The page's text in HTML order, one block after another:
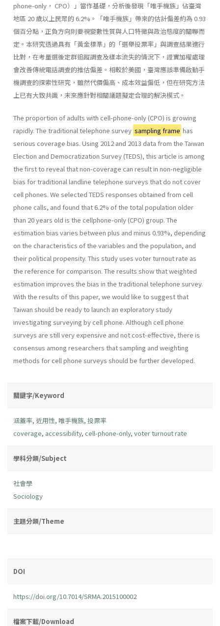
phone-only， CPO）」當作基礎，分析後發現「唯手機族」佔臺灣
地區 20 歲以上民眾的 6.2%。「唯手機族」帶來的估計偏差約為 0.93
個百分點，正負方向則要視變數性質與人口特徵與政治態度的關聯而
定。本研究透過具有「黃金標準」的「選舉投票率」與調查結果進行
比對，在考量選後定群追蹤調查及樣本流失的情況下，證實加權處理
會改善傳統電話調查的推估偏差。相較於美國，臺灣應該準備啟動手
機調查的探索性研究，雖然代價偏高、成本效益偏低，但在研究方法
上已有大致共識，未來應針對相關議題擬定合理的解決模式。
The proportion of adults with cell-phone-only (CPO) is growing
rapidly. The traditional telephone survey sampling frame has
serious coverage bias. Using 2012 and 2013 data from the Taiwan
Election and Democratization Survey (TEDS), this article is among
the first to reveal that non-coverage can result in non-negligible
bias for traditional landline telephone surveys that do not cover
cell phones. We selected TEDS responses obtained from cell
phone calls, and found that 6.2% of the total population older
than 20 years old is the cellphone-only (CPO) group. The
estimation bias varies between plus and minus 0.93%, depending
on the characteristics of the variables and the population, and
their political propensity. This study uses voter turnout rate as
the reference for comparison. The results show that weighted
estimation improves the bias in the traditional telephone survey.
With the results of this paper, we would like to suggest that
Taiwan should be ready to launch an exploratory study
investigating surveying by cell phone. Although cell phone
surveys are still very expensive and not cost-effective, there is
consensus among researchers that sampling and weighting
methods for cell phone surveys should be further developed.
關鍵字/Keyword
涵蓋率, 近用性, 唯手機族, 投票率
coverage, accessibility, cell-phone-only, voter turnout rate
學科分類/Subject
社會學
Sociology
主題分類/Theme
DOI
https://doi.org/10.7014/SRMA.2015100002
檔案下載/Download